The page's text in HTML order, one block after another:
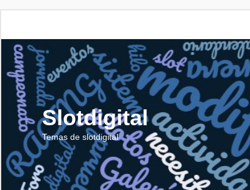
Slotdigital
Temas de slotdigital